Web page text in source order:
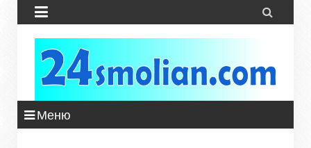
 
Меню